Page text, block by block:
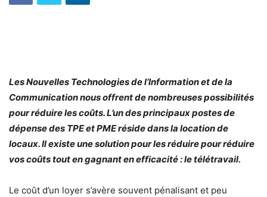
Les Nouvelles Technologies de l’Information et de la
Communication nous offrent de nombreuses possibilités
pour réduire les coûts. L’un des principaux postes de
dépense des TPE et PME réside dans la location de
locaux. Il existe une solution pour les réduire pour réduire
vos coûts tout en gagnant en efficacité : le télétravail.
Le coût d’un loyer s’avère souvent pénalisant et peu